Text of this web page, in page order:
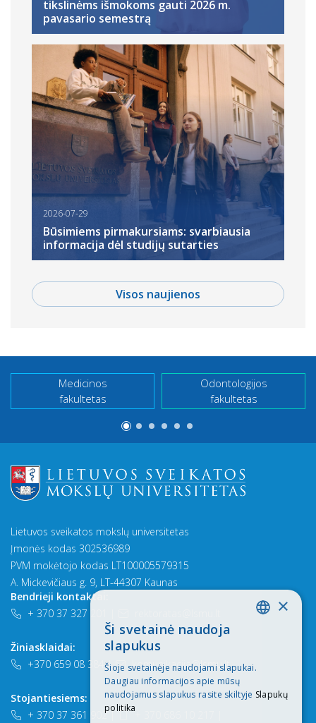
tikslinėms išmokoms gauti 2026 m.
pavasario semestrą
2026-07-29
Būsimiems pirmakursiams: svarbiausia
informacija dėl studijų sutarties
Visos naujienos
Medicinos
fakultetas
Odontologijos
fakultetas
Lietuvos sveikatos mokslų universitetas
Įmonės kodas 302536989
PVM mokėtojo kodas LT100005579315
A. Mickevičiaus g. 9, LT-44307 Kaunas
Bendrieji kontaktai:
+ 370 37 327 201
Žiniasklaidai:
+370 659 08 384
| komunikacija@lsmu.lt
Stojantiesiems:
+ 370 37 361 902 |
×
Ši svetainė naudoja
slapukus
Šioje svetainėje naudojami slapukai.
Daugiau informacijos apie mūsų
naudojamus slapukus rasite skiltyje Slapukų
politika